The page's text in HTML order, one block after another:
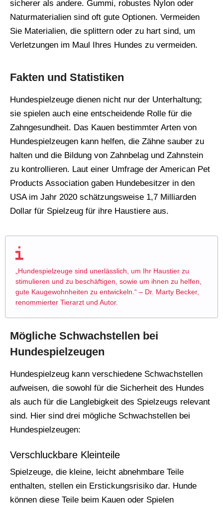
sicherer als andere. Gummi, robustes Nylon oder
Naturmaterialien sind oft gute Optionen. Vermeiden
Sie Materialien, die splittern oder zu hart sind, um
Verletzungen im Maul Ihres Hundes zu vermeiden.
Fakten und Statistiken
Hundespielzeuge dienen nicht nur der Unterhaltung;
sie spielen auch eine entscheidende Rolle für die
Zahngesundheit. Das Kauen bestimmter Arten von
Hundespielzeugen kann helfen, die Zähne sauber zu
halten und die Bildung von Zahnbelag und Zahnstein
zu kontrollieren. Laut einer Umfrage der American Pet
Products Association gaben Hundebesitzer in den
USA im Jahr 2020 schätzungsweise 1,7 Milliarden
Dollar für Spielzeug für ihre Haustiere aus.
„Hundespielzeuge sind unerlässlich, um Ihr Haustier zu
stimulieren und zu beschäftigen, sowie um ihnen zu helfen,
gute Kaugewohnheiten zu entwickeln.“ – Dr. Marty Becker,
renommierter Tierarzt und Autor.
Mögliche Schwachstellen bei
Hundespielzeugen
Hundespielzeug kann verschiedene Schwachstellen
aufweisen, die sowohl für die Sicherheit des Hundes
als auch für die Langlebigkeit des Spielzeugs relevant
sind. Hier sind drei mögliche Schwachstellen bei
Hundespielzeugen:
Verschluckbare Kleinteile
Spielzeuge, die kleine, leicht abnehmbare Teile
enthalten, stellen ein Erstickungsrisiko dar. Hunde
können diese Teile beim Kauen oder Spielen